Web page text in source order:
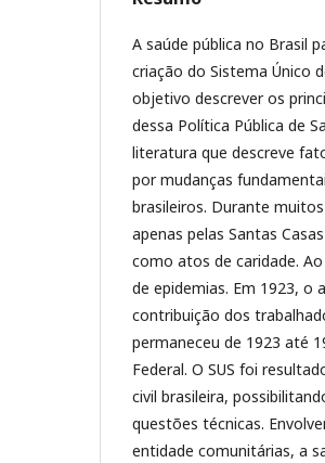
A saúde pública no Brasil
criação do Sistema Único
objetivo descrever os
dessa Política Pública de
literatura que descreve
por mudanças
brasileiros. Durante
apenas pelas Santas
como atos de caridade.
de epidemias. Em 1923, o
contribuição dos
permaneceu de 1923 até
Federal. O SUS foi
civil brasileira,
questões técnicas.
entidade comunitárias, a